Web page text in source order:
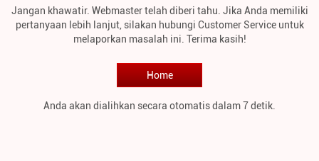
Jangan khawatir. Webmaster telah diberi tahu. Jika Anda memiliki
pertanyaan lebih lanjut, silakan hubungi Customer Service untuk
melaporkan masalah ini. Terima kasih!
Home
Anda akan dialihkan secara otomatis dalam 7 detik.